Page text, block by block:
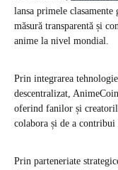
lansa primele
măsură transparentă și
anime la nivel mondial. ​
Prin integrarea
descentralizat,
oferind fanilor și
colabora și de a
Prin parteneriate